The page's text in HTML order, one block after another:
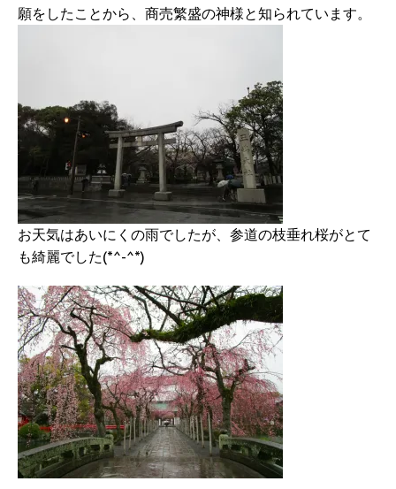
願をしたことから、商売繁盛の神様と知られています。
お天気はあいにくの雨でしたが、参道の枝垂れ桜がとて
も綺麗でした(*^-^*)